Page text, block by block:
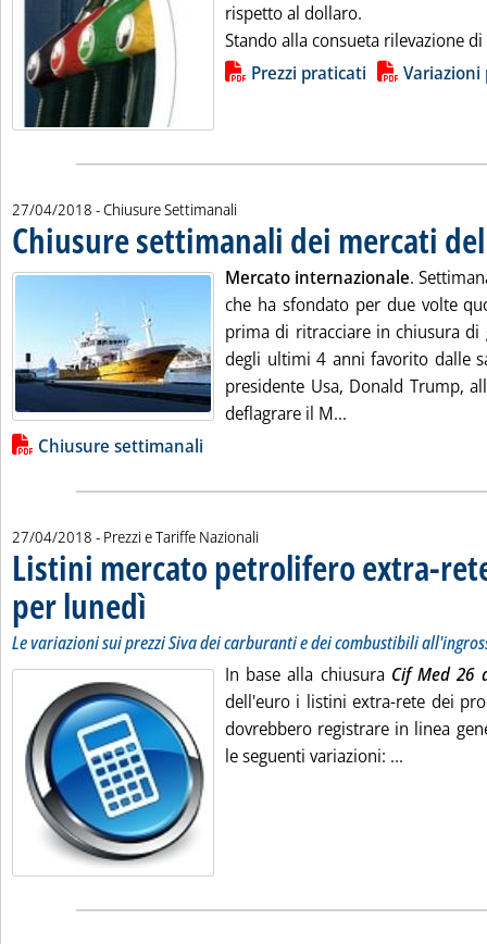
rispetto al dollaro.
Stando alla consueta rilevazione
Lista allegati PDF alla notiziaPrezzi praticati Variazioni
27/04/2018 - Chiusure Settimanali
Chiusure settimanali dei mercati
Mercato internazionale.
che ha sfondato per due volte
prima di ritracciare in chiusura di
degli ultimi 4 anni favorito dalle
presidente Usa, Donald Trump,
deflagrare il M...
Lista allegati PDF alla notizia
Chiusure settimanali
27/04/2018 - Prezzi e Tariffe Nazionali
Listini mercato petrolifero extra-
per lunedì . Sottotitolo: Le variazioni sui prezzi Siva dei carburanti e dei
. Pubblicata venerdì 27 aprile 2018 alle 9.30.
Le variazioni sui prezzi Siva dei carburanti e dei combustibili
In base alla chiusura Cif Med 26
dell'euro i listini extra-rete dei
dovrebbero registrare in linea
le seguenti variazioni: ...